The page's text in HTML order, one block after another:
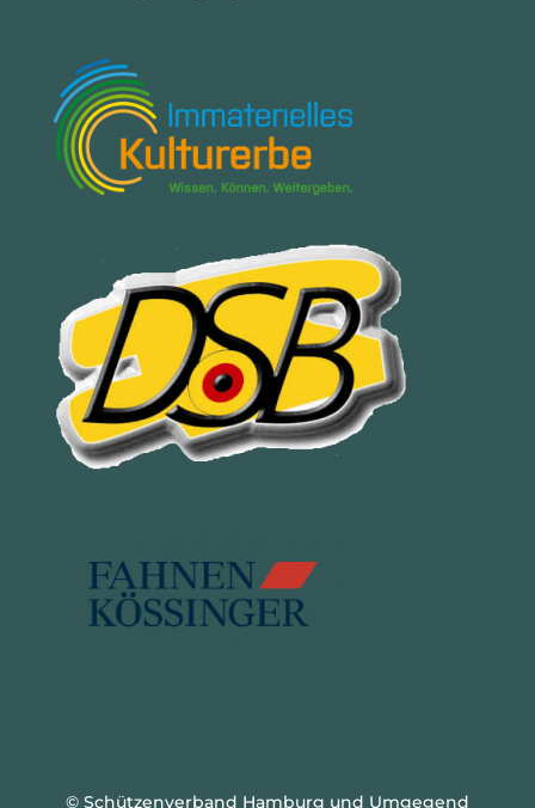
© Schützenverband Hamburg und Umgegend